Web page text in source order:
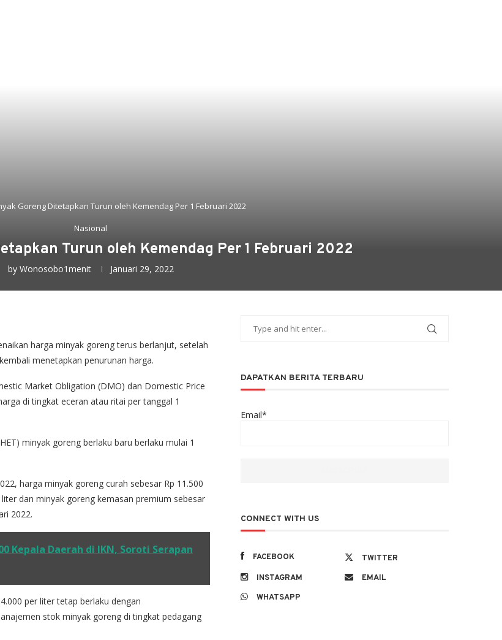
Goreng Ditetapkan Turun oleh Kemendag Per 1 Februari 2022
Nasional
Turun oleh Kemendag Per 1 Februari 2022
by Wonosobo1menit Januari 29, 2022
harga minyak goreng terus berlanjut, setelah
menetapkan penurunan harga.
Market Obligation (DMO) dan Domestic Price
di tingkat eceran atau ritai per tanggal 1
minyak goreng berlaku baru berlaku mulai 1
harga minyak goreng curah sebesar Rp 11.500
dan minyak goreng kemasan premium sebesar
2022.
Kepala Daerah di IKN, Soroti Serapan
per liter tetap berlaku dengan
stok minyak goreng di tingkat pedagang
DAPATKAN BERITA TERBARU
Email*
CONNECT WITH US
FACEBOOK
TWITTER
INSTAGRAM
EMAIL
WHATSAPP